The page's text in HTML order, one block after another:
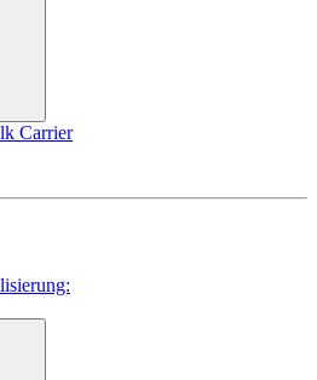
Carrier